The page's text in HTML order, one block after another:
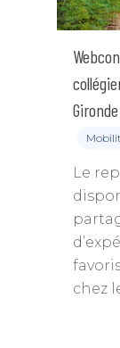
Le
chez